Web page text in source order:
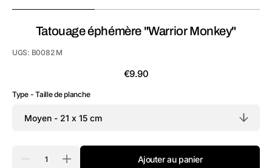
Tatouage éphémère "Warrior Monkey"
UGS: B0082 M
Prix
€9.90
Type - Taille de planche
Réduire
Augmenter
Ajouter au panier